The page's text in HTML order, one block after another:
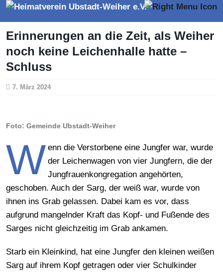
Erinnerungen an die Zeit, als Weiher
noch keine Leichenhalle hatte –
Schluss
7. März 2024
Foto: Gemeinde Ubstadt-Weiher
W enn die Verstorbene eine Jungfer war, wurde
der Leichenwagen von vier Jungfern, die der
Jungfrauenkongregation angehörten,
geschoben. Auch der Sarg, der weiß war, wurde von
ihnen ins Grab gelassen. Dabei kam es vor, dass
aufgrund mangelnder Kraft das Kopf- und Fußende des
Sarges nicht gleichzeitig im Grab ankamen.
Starb ein Kleinkind, hat eine Jungfer den kleinen weißen
Sarg auf ihrem Kopf getragen oder vier Schulkinder